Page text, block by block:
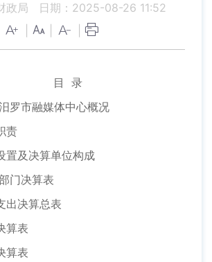
政局
日期：2025-08-26 11:52
目 录
市融媒体中心概况
责
及决算单位构成
决算表
决算总表
表
表